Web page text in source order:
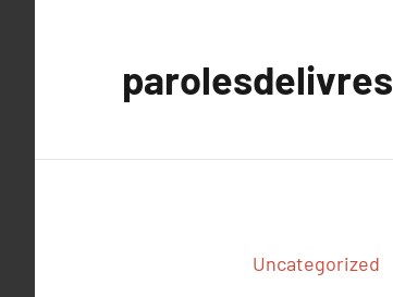
parolesdelivres
Uncategorized